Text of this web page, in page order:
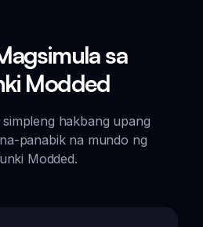
sa
Modded
hakbang upang
panabik na mundo ng
Modded.